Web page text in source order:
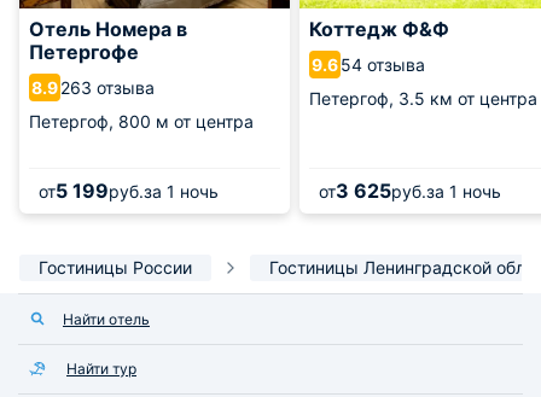
Отель Номера в
Петергофе
8.9263 отзыва
Петергоф, 800 м от центра
от5 199руб.за 1 ночь
Коттедж Ф&Ф
9.654 отзыва
Петергоф, 3.5 км от центра
от3 625руб.за 1 ночь
Гостиницы России Гостиницы Ленинградской
Найти отель
Найти тур